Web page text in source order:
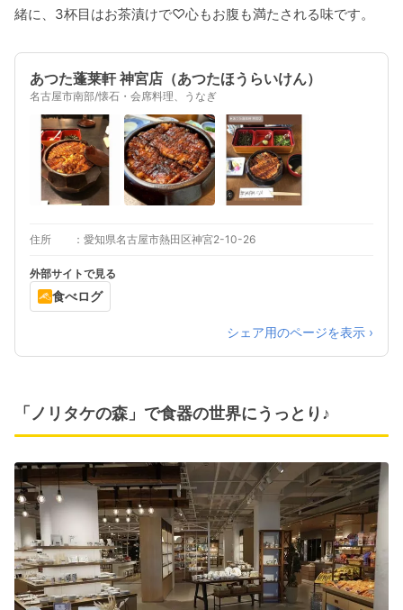
緒に、3杯目はお茶漬けで♡心もお腹も満たされる味です。
あつた蓬莱軒 神宮店（あつたほうらいけん）
名古屋市南部/懐石・会席料理、うなぎ
住所 愛知県名古屋市熱田区神宮2-10-26
外部サイトで見る
食べログ
シェア用のページを表示 ›
「ノリタケの森」で食器の世界にうっとり♪